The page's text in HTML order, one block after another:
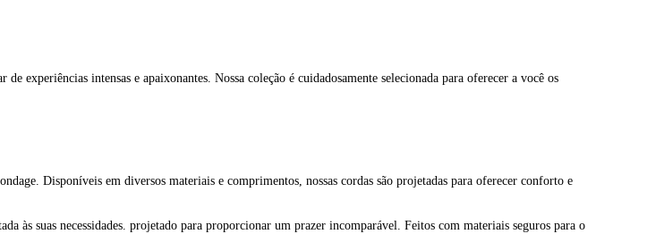
experiências intensas e apaixonantes. Nossa coleção é cuidadosamente selecionada para oferecer a você os
Disponíveis em diversos materiais e comprimentos, nossas cordas são projetadas para oferecer conforto e
às suas necessidades. projetado para proporcionar um prazer incomparável. Feitos com materiais seguros para o